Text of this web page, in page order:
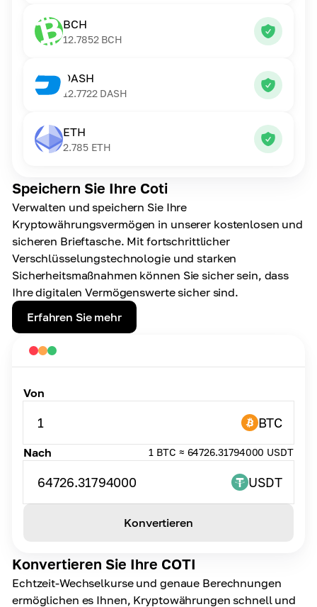
Speichern Sie Ihre Coti
Verwalten und speichern Sie Ihre
Kryptowährungsvermögen in unserer kostenlosen und
sicheren Brieftasche. Mit fortschrittlicher
Verschlüsselungstechnologie und starken
Sicherheitsmaßnahmen können Sie sicher sein, dass
Ihre digitalen Vermögenswerte sicher sind.
Erfahren Sie mehr
BCH
12.7852 BCH
DASH
12.7722 DASH
ETH
2.785 ETH
Konvertieren Sie Ihre COTI
Echtzeit-Wechselkurse und genaue Berechnungen
ermöglichen es Ihnen, Kryptowährungen schnell und
Von
1 BTC
Nach 1 BTC ≈ 64726.31794000 USDT
64726.31794000 USDT
Konvertieren